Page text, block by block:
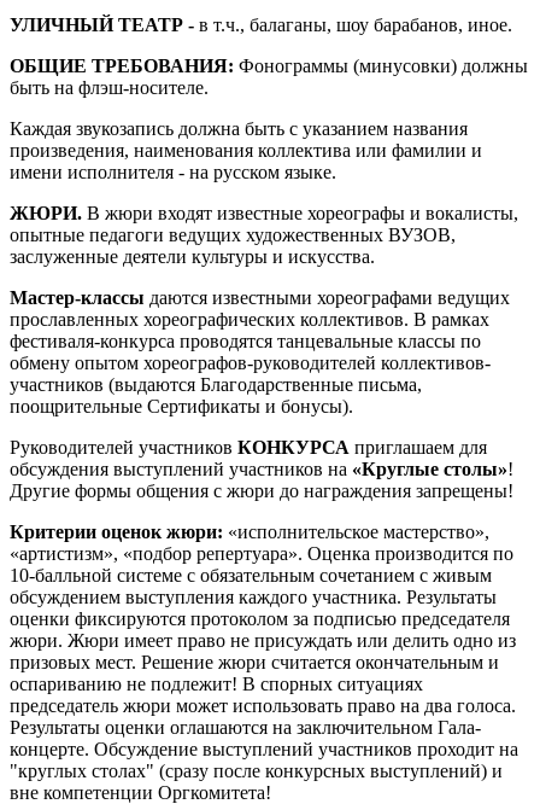
УЛИЧНЫЙ ТЕАТР - в т.ч., балаганы, шоу барабанов, иное.
ОБЩИЕ ТРЕБОВАНИЯ: Фонограммы (минусовки) должны
быть на флэш-носителе.
Каждая звукозапись должна быть с указанием названия
произведения, наименования коллектива или фамилии и
имени исполнителя - на русском языке.
ЖЮРИ. В жюри входят известные хореографы и вокалисты,
опытные педагоги ведущих художественных ВУЗОВ,
заслуженные деятели культуры и искусства.
Мастер-классы даются известными хореографами ведущих
прославленных хореографических коллективов. В рамках
фестиваля-конкурса проводятся танцевальные классы по
обмену опытом хореографов-руководителей коллективов-
участников (выдаются Благодарственные письма,
поощрительные Сертификаты и бонусы).
Руководителей участников КОНКУРСА приглашаем для
обсуждения выступлений участников на «Круглые столы»!
Другие формы общения с жюри до награждения запрещены!
Критерии оценок жюри: «исполнительское мастерство»,
«артистизм», «подбор репертуара». Оценка производится по
10-балльной системе с обязательным сочетанием с живым
обсуждением выступления каждого участника. Результаты
оценки фиксируются протоколом за подписью председателя
жюри. Жюри имеет право не присуждать или делить одно из
призовых мест. Решение жюри считается окончательным и
оспариванию не подлежит! В спорных ситуациях
председатель жюри может использовать право на два голоса.
Результаты оценки оглашаются на заключительном Гала-
концерте. Обсуждение выступлений участников проходит на
"круглых столах" (сразу после конкурсных выступлений) и
вне компетенции Оргкомитета!